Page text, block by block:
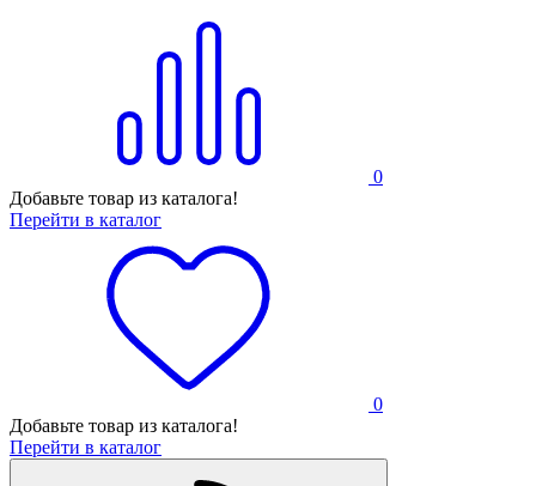
0
Добавьте товар из каталога!
Перейти в каталог
0
Добавьте товар из каталога!
Перейти в каталог